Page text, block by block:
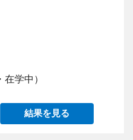
学中）
結果を見る